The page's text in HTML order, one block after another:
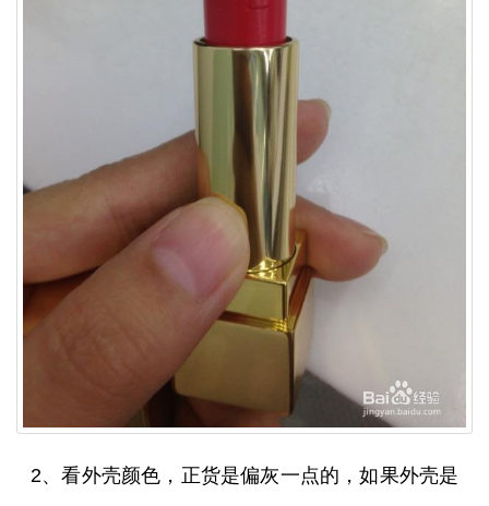
2、看外壳颜色，正货是偏灰一点的，如果外壳是